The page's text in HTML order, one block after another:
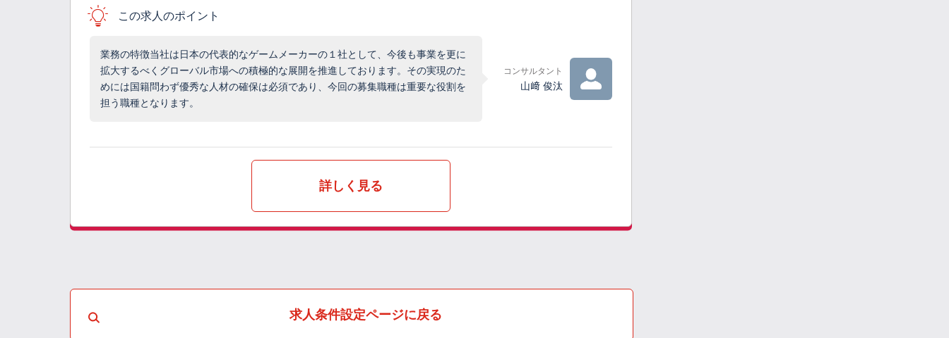
この求人のポイント
業務の特徴当社は日本の代表的なゲームメーカーの１社として、今後も事業を更に
拡大するべくグローバル市場への積極的な展開を推進しております。その実現のた
めには国籍問わず優秀な人材の確保は必須であり、今回の募集職種は重要な役割を
担う職種となります。
コンサルタント
山﨑 俊汰
詳しく見る
求人条件設定ページに戻る